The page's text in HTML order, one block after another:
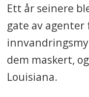
Ett år seinere
gate av agenter
dem maskert,
Louisiana.